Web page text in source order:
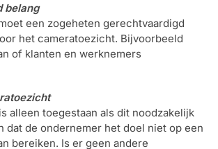
belang
een zogeheten gerechtvaardigd
het cameratoezicht. Bijvoorbeeld
of klanten en werknemers
alleen toegestaan als dit noodzakelijk
dat de ondernemer het doel niet op een
bereiken. Is er geen andere